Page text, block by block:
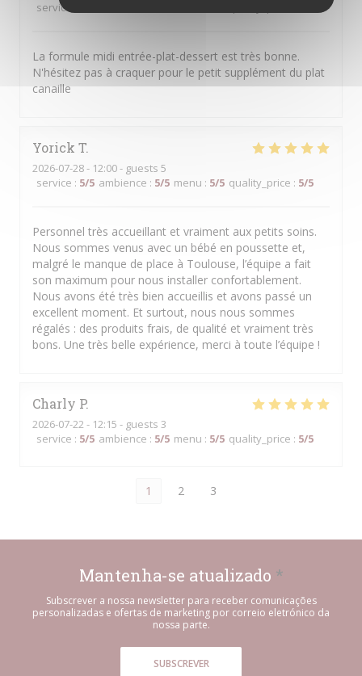
service
La formule midi entrée-plat-dessert est très bonne.
N'hésitez pas à craquer pour le petit supplément du plat
canaille
Yorick T
2026-07-28- 12:00 - guests 5
service : 5/5 ambience : 5/5 menu : 5/5 quality_price : 5/5
Personnel très accueillant et vraiment aux petits soins.
Nous sommes venus avec un bébé en poussette et,
malgré le manque de place à Toulouse, l’équipe a fait
son maximum pour nous installer confortablement.
Nous avons été très bien accueillis et avons passé un
excellent moment. Et surtout, nous nous sommes
régalés : des produits frais, de qualité et vraiment très
bons. Une très belle expérience, merci à toute l’équipe !
Charly P
2026-07-22 - 12:15 - guests 3
service : 5/5 ambience : 5/5 menu : 5/5 quality_price : 5/5
1 2 3
Mantenha-se atualizado *
Subscrever a nossa newsletter para receber comunicações
personalizadas e ofertas de marketing por correio eletrónico da
nossa parte.
SUBSCREVER